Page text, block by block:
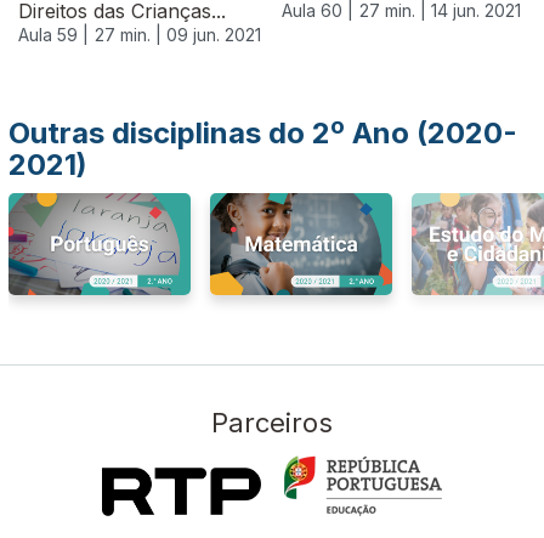
Direitos das Crianças...
Aula 59 | 27 min. | 09 jun. 2021
Aula 60 | 27 min. | 14 jun. 2021
Outras disciplinas do 2º Ano (2020-
2021)
Parceiros